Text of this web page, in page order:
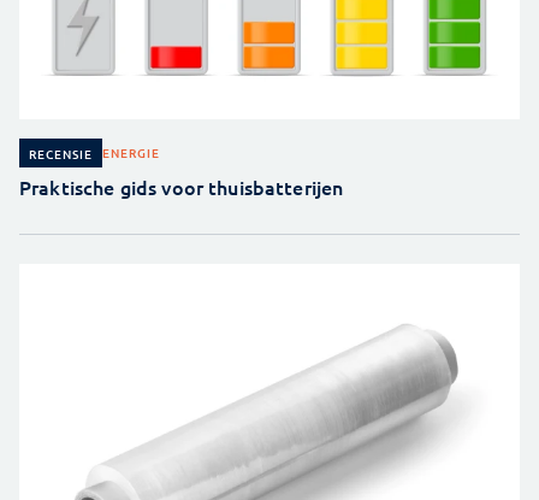
RECENSIE ENERGIE
Praktische gids voor thuisbatterijen